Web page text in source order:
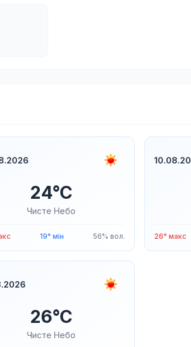
24°C
Чисте Небо
19° мін 56% вол. 26° макс
26°C
Чисте Небо